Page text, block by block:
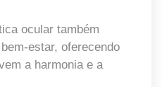
ocular também
estar, oferecendo
a harmonia e a